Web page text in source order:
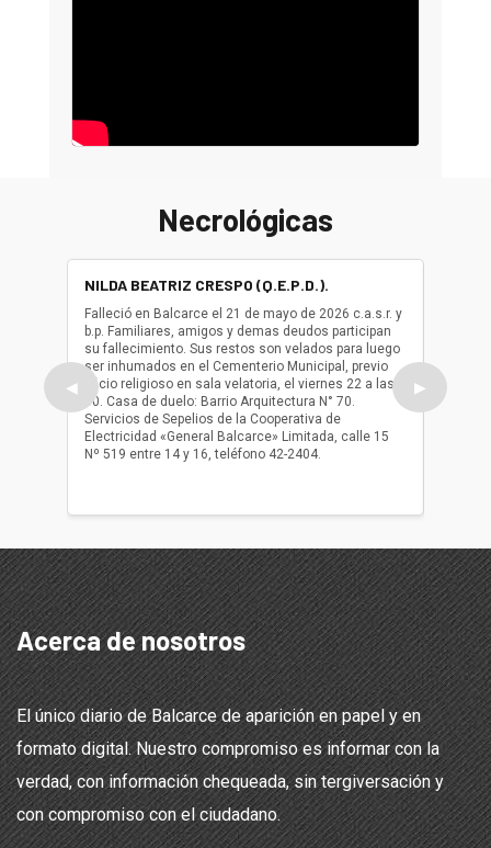
Necrológicas
◀
NILDA BEATRIZ CRESPO (Q.E.P.D.).
Falleció en Balcarce el 21 de mayo de 2026 c.a.s.r. y
b.p. Familiares, amigos y demas deudos participan
su fallecimiento. Sus restos son velados para luego
ser inhumados en el Cementerio Municipal, previo
oficio religioso en sala velatoria, el viernes 22 a las
10. Casa de duelo: Barrio Arquitectura N° 70.
Servicios de Sepelios de la Cooperativa de
Electricidad «General Balcarce» Limitada, calle 15
Nº 519 entre 14 y 16, teléfono 42-2404.
ser
oficio
▶
Acerca de nosotros
El único diario de Balcarce de aparición en papel y en
formato digital. Nuestro compromiso es informar con la
verdad, con información chequeada, sin tergiversación y
con compromiso con el ciudadano.